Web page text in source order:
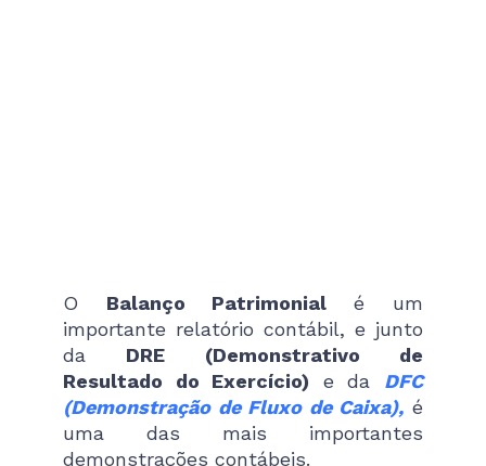
O Balanço Patrimonial é um
importante relatório contábil, e junto
da DRE (Demonstrativo de
Resultado do Exercício) e da DFC
(Demonstração de Fluxo de Caixa), é
uma das mais importantes
demonstrações contábeis.